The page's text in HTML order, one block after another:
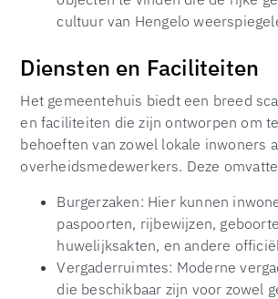
cultuur van Hengelo
Diensten en Faciliteiten
Het gemeentehuis biedt een breed
en faciliteiten die zijn ontworpen om
behoeften van zowel lokale inwoners
overheidsmedewerkers. Deze
Burgerzaken: Hier kunnen
paspoorten, rijbewijzen,
huwelijksakten, en andere
Vergaderruimtes: Moderne
die beschikbaar zijn voor zowel